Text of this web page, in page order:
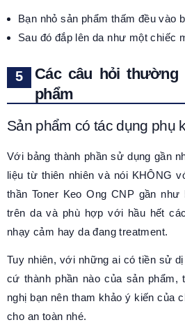
Bạn nhỏ sản phẩm thấm đều vào
Sau đó đắp lên da như một chiếc
Các câu hỏi thường
phẩm
Sản phẩm có tác dụng phụ
Với bảng thành phần sử dụng gần
liệu từ thiên nhiên và nói KHÔNG
thần Toner Keo Ong CNP gần
trên da và phù hợp với hầu hết
nhạy cảm hay da đang treatment.
Tuy nhiên, với những ai có tiền sử
cứ thành phần nào của sản phẩm,
nghị bạn nên tham khảo ý kiến của
cho an toàn nhé.